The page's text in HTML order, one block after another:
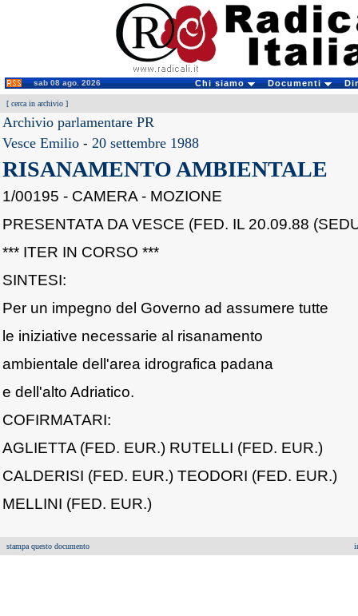
sab 08 ago. 2026 Chi siamo Documenti
[ cerca in archivio ]
Archivio parlamentare PR
Vesce Emilio - 20 settembre 1988
RISANAMENTO AMBIENTALE
1/00195 - CAMERA - MOZIONE
PRESENTATA DA VESCE (FED. IL 20.09.88
*** ITER IN CORSO ***
SINTESI:
Per un impegno del Governo ad assumere tutte
le iniziative necessarie al risanamento
ambientale dell'area idrografica padana
e dell'alto Adriatico.
COFIRMATARI:
AGLIETTA (FED. EUR.) RUTELLI (FED. EUR.)
CALDERISI (FED. EUR.) TEODORI (FED. EUR.)
MELLINI (FED. EUR.)
stampa questo documento